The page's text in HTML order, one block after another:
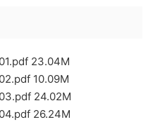
23.04M
10.09M
24.02M
26.24M